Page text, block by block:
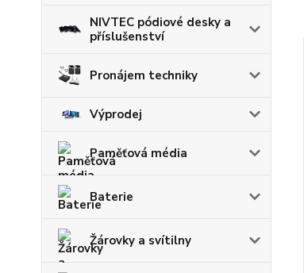
NIVTEC pódiové desky a
příslušenství
Pronájem techniky
Výprodej
Paměťová média
Baterie
Žárovky a svítilny